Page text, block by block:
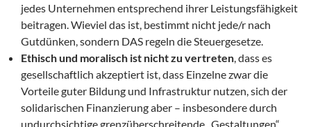
jedes Unternehmen entsprechend ihrer Leistungsfähigkeit
beitragen. Wieviel das ist, bestimmt nicht jede/r nach
Gutdünken, sondern DAS regeln die Steuergesetze.
Ethisch und moralisch ist nicht zu vertreten, dass es
gesellschaftlich akzeptiert ist, dass Einzelne zwar die
Vorteile guter Bildung und Infrastruktur nutzen, sich der
solidarischen Finanzierung aber – insbesondere durch
undurchsichtige grenzüberschreitende „Gestaltungen“